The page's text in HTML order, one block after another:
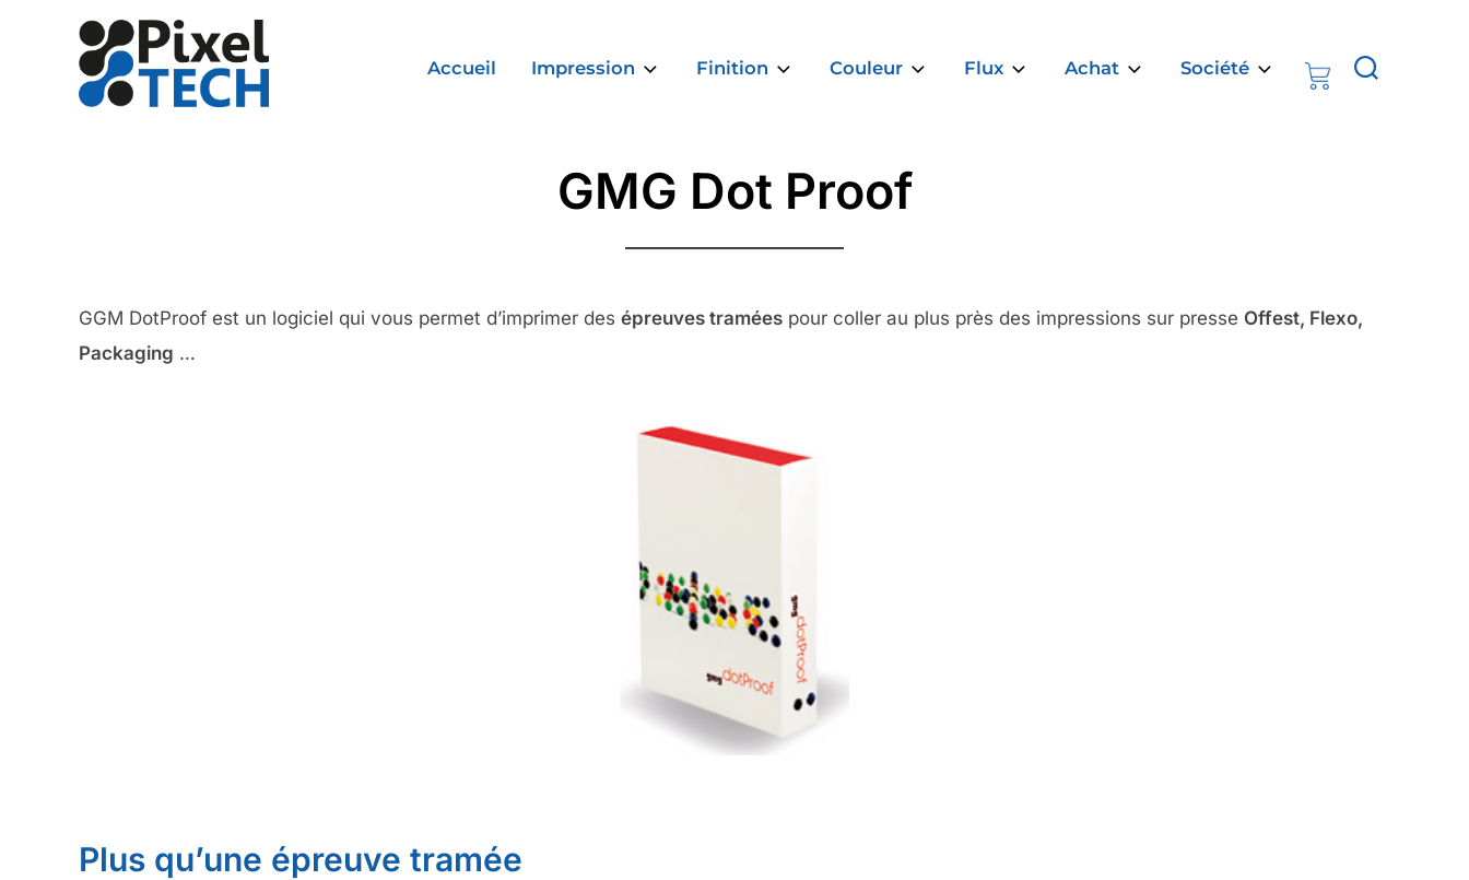
Accueil Impression Finition Couleur Flux Achat Société
Rechercher :
GMG Dot Proof
GGM DotProof est un logiciel qui vous permet d’imprimer des épreuves tramées pour coller au plus près des impressions sur presse Offest, Flexo,
Packaging …
Plus qu’une épreuve tramée